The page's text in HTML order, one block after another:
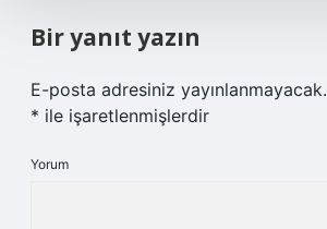
Bir yanıt yazın
E-posta adresiniz yayınlanmayacak.
* ile işaretlenmişlerdir
Yorum